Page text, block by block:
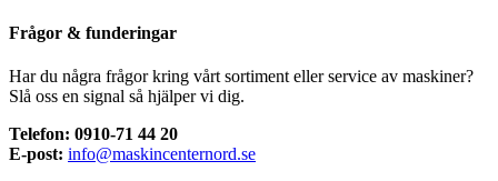
Frågor & funderingar
Har du några frågor kring vårt sortiment eller service av maskiner?
Slå oss en signal så hjälper vi dig.
Telefon: 0910-71 44 20
E-post: info@maskincenternord.se